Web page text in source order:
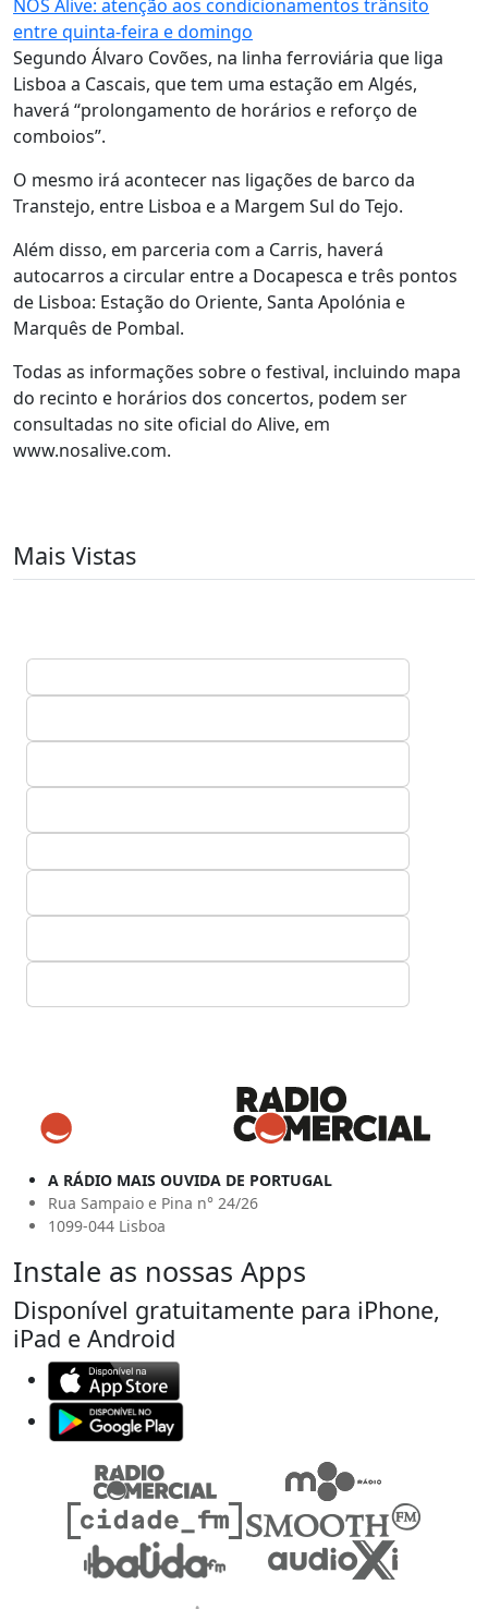
NOS Alive: atenção aos condicionamentos trânsito
entre quinta-feira e domingo
Segundo Álvaro Covões, na linha ferroviária que liga
Lisboa a Cascais, que tem uma estação em Algés,
haverá “prolongamento de horários e reforço de
comboios”.
O mesmo irá acontecer nas ligações de barco da
Transtejo, entre Lisboa e a Margem Sul do Tejo.
Além disso, em parceria com a Carris, haverá
autocarros a circular entre a Docapesca e três pontos
de Lisboa: Estação do Oriente, Santa Apolónia e
Marquês de Pombal.
Todas as informações sobre o festival, incluindo mapa
do recinto e horários dos concertos, podem ser
consultadas no site oficial do Alive, em
www.nosalive.com.
Mais Vistas
A RÁDIO MAIS OUVIDA DE PORTUGAL
Rua Sampaio e Pina n° 24/26
1099-044 Lisboa
Instale as nossas Apps
Disponível gratuitamente para iPhone,
iPad e Android